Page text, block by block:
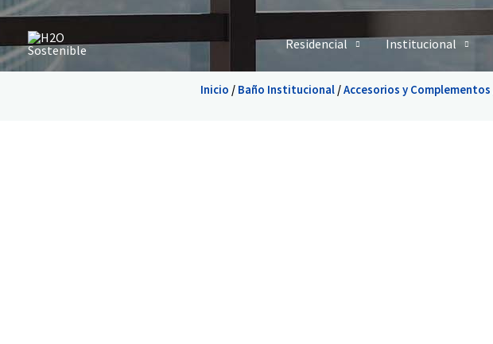
Ir
contenido
Residencial Institucional
Inicio / Baño Institucional/Accesorios y Complementos